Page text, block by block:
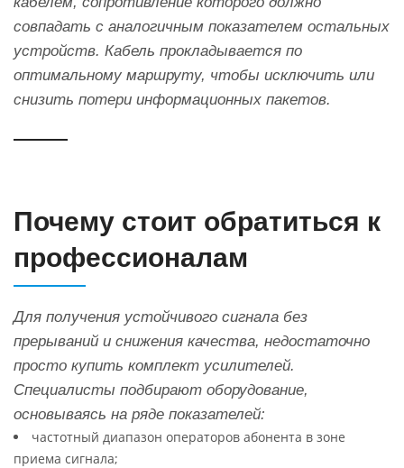
совпадать с аналогичным показателем остальных
устройств. Кабель прокладывается по
оптимальному маршруту, чтобы исключить или
снизить потери информационных пакетов.
Почему стоит обратиться к
профессионалам
Для получения устойчивого сигнала без
прерываний и снижения качества, недостаточно
просто купить комплект усилителей.
Специалисты подбирают оборудование,
основываясь на ряде показателей:
частотный диапазон операторов абонента в зоне
приема сигнала;